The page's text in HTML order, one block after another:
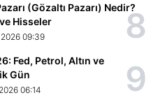
(Gözaltı Pazarı) Nedir?
Hisseler
09:39 8
Fed, Petrol, Altın ve
Gün
06:14 9